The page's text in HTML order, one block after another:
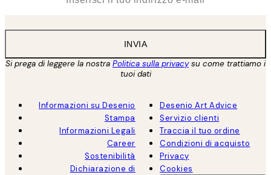
INVIA
Si prega di leggere la nostra Politica sulla privacysu come trattiamo i
tuoi dati
Informazioni su Desenio
Stampa
Informazioni Legali
Career
Sostenibilità
Dichiarazione di
Desenio Art Advice
Servizio clienti
Traccia il tuo ordine
Condizioni di acquisto
Privacy
Cookies